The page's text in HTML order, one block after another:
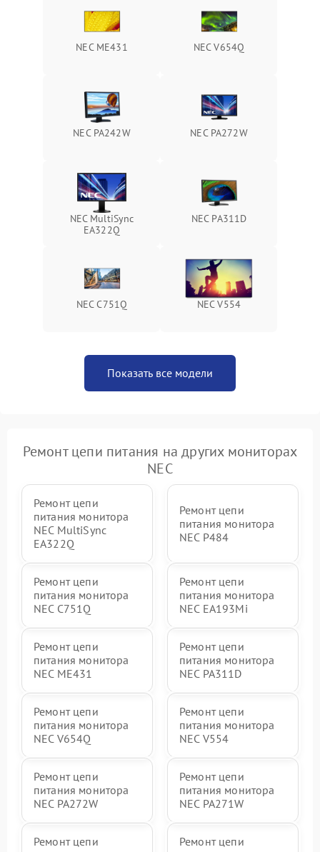
Неисправность системы
перенапряжения
Подробнее →
защиты от замыкания
Повреждение системы
Подробнее →
Неисправность системы
защиты от перегрева
Подробнее →
Поломка системы защиты
от перенапряжения
Поломка системы защиты
Подробнее →
NEC ME431 NEC V654Q
NEC PA242W NEC PA272W
NEC MultiSync
EA322Q
NEC PA311D
NEC C751Q NEC V554
Показать все модели
Ремонт цепи питания на других мониторах
NEC
Ремонт цепи
питания монитора
NEC MultiSync
EA322Q
Ремонт цепи
питания монитора
NEC P484
Ремонт цепи
питания монитора
NEC C751Q
Ремонт цепи
питания монитора
NEC EA193Mi
Ремонт цепи
питания монитора
NEC ME431
Ремонт цепи
питания монитора
NEC PA311D
Ремонт цепи
питания монитора
NEC V654Q
Ремонт цепи
питания монитора
NEC V554
Ремонт цепи
питания монитора
NEC PA272W
Ремонт цепи
питания монитора
NEC PA271W
Ремонт цепи
Ремонт цепи